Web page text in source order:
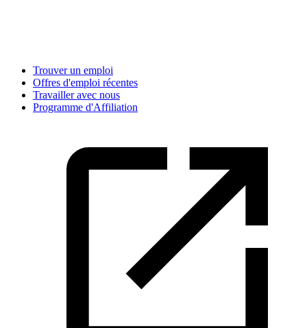
Trouver un emploi
Offres d'emploi récentes
Travailler avec nous
Programme d'Affiliation